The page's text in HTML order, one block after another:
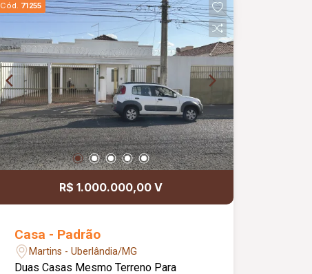
Cód. 71255
R$ 1.000.000,00 V
Casa - Padrão
Martins - Uberlândia/MG
Duas Casas Mesmo Terreno Para